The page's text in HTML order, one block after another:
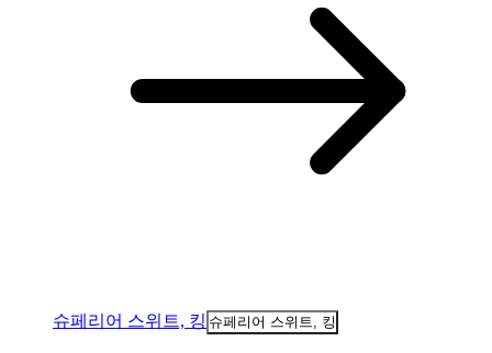
슈페리어 스위트, 킹 슈페리어 스위트, 킹